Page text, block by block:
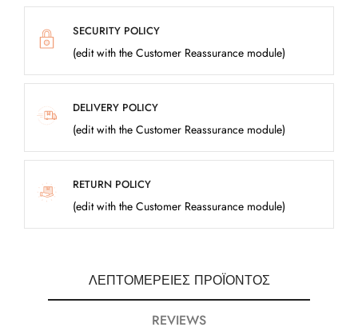
SECURITY POLICY
(edit with the Customer Reassurance module)
DELIVERY POLICY
(edit with the Customer Reassurance module)
RETURN POLICY
(edit with the Customer Reassurance module)
ΛΕΠΤΟΜΈΡΕΙΕΣ ΠΡΟΪΌΝΤΟΣ
REVIEWS